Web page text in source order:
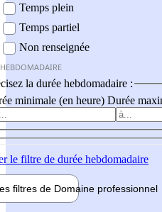
Temps plein
Temps partiel
Non renseignée
la durée hebdomadaire :
minimale (en heure) Durée
le filtre de durée hebdomadaire
filtres de Domaine professionnel